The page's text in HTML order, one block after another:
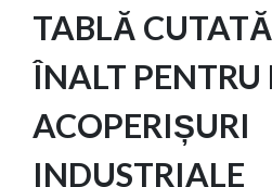
TABLĂ
ÎNALT PENTRU
ACOPERIȘURI
INDUSTRIALE